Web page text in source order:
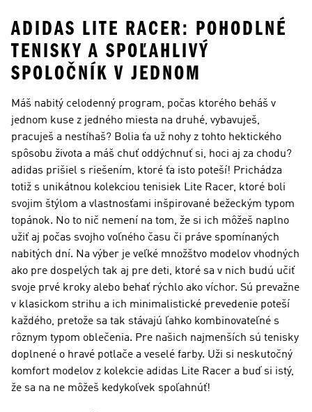
ADIDAS LITE RACER: POHODLNÉ
TENISKY A SPOĽAHLIVÝ
SPOLOČNÍK V JEDNOM
Máš nabitý celodenný program, počas ktorého beháš v
jednom kuse z jedného miesta na druhé, vybavuješ,
pracuješ a nestíhaš? Bolia ťa už nohy z tohto hektického
spôsobu života a máš chuť oddýchnuť si, hoci aj za chodu?
adidas prišiel s riešením, ktoré ťa isto poteší! Prichádza
totiž s unikátnou kolekciou tenisiek Lite Racer, ktoré boli
svojim štýlom a vlastnosťami inšpirované bežeckým typom
topánok. No to nič nemení na tom, že si ich môžeš naplno
užiť aj počas svojho voľného času či práve spomínaných
nabitých dní. Na výber je veľké množštvo modelov vhodných
ako pre dospelých tak aj pre deti, ktoré sa v nich budú učiť
svoje prvé kroky alebo behať rýchlo ako víchor. Sú prevažne
v klasickom strihu a ich minimalistické prevedenie poteší
každého, pretože sa tak stávajú ľahko kombinovateľné s
rôznym typom oblečenia. Pre našich najmenších sú tenisky
doplnené o hravé potlače a veselé farby. Uži si neskutočný
komfort modelov z kolekcie adidas Lite Racer a buď si istý,
že sa na ne môžeš kedykoľvek spoľahnúť!